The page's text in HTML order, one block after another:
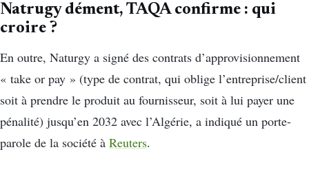
Natrugy dément, TAQA confirme : qui
croire ?
En outre, Naturgy a signé des contrats d’approvisionnement
« take or pay » (type de contrat, qui oblige l’entreprise/client
soit à prendre le produit au fournisseur, soit à lui payer une
pénalité) jusqu’en 2032 avec l’Algérie, a indiqué un porte-
parole de la société à Reuters.